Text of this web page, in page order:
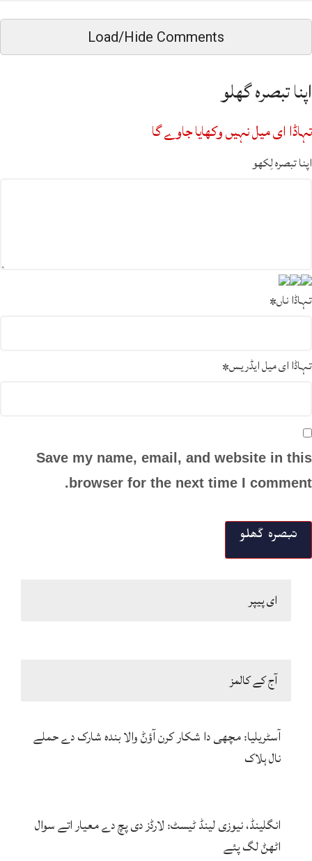
Load/Hide Comments
اپنا تبصرہ گھلو
تہاڈا ای میل نہیں وکھایا جاوے گا
اپنا تبصرہ لِکھو
تہاڈا ناں*
تہاڈا ای میل ایڈریس*
Save my name, email, and website in this
browser for the next time I comment.
ای پیپر
آج کے کالمز
آسٹریلیا: مچھی دا شکار کرن آؤݨ والا بندہ شارک دے حملے
نال ہلاک
انگلینڈ، نیوزی لینڈ ٹیسٹ: لارڈز دی پچ دے معیار اتے سوال
اٹھݨ لگ پئے